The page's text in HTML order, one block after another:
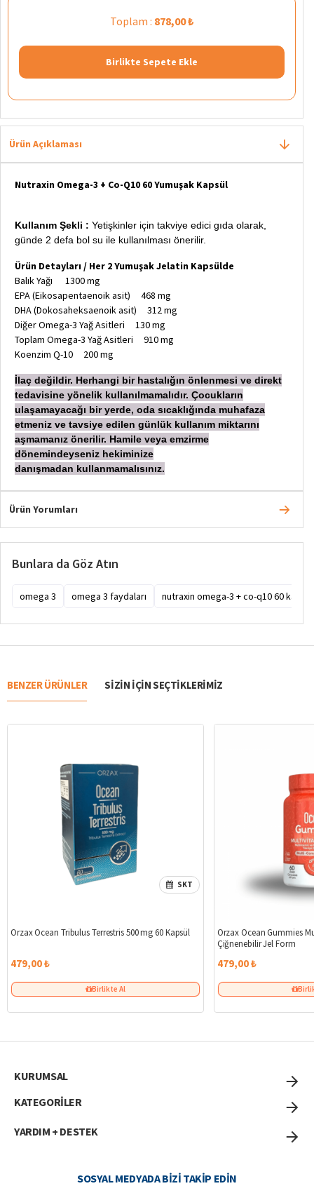
Toplam : 878,00 ₺
Birlikte Sepete Ekle
Ürün Açıklaması
Nutraxin Omega-3 + Co-Q10 60 Yumuşak Kapsül
Kullanım Şekli : Yetişkinler için takviye edici gıda olarak,
günde 2 defa bol su ile kullanılması önerilir.
Ürün Detayları / Her 2 Yumuşak Jelatin Kapsülde
Balık Yağı 1300 mg
EPA (Eikosapentaenoik asit) 468 mg
DHA (Dokosaheksaenoik asit) 312 mg
Diğer Omega-3 Yağ Asitleri 130 mg
Toplam Omega-3 Yağ Asitleri 910 mg
Koenzim Q-10 200 mg
İlaç değildir. Herhangi bir hastalığın önlenmesi ve direkt
tedavisine yönelik kullanılmamalıdır. Çocukların
ulaşamayacağı bir yerde, oda sıcaklığında muhafaza
etmeniz ve tavsiye edilen günlük kullanım miktarını
aşmamanız önerilir. Hamile veya emzirme
dönemindeyseniz hekiminize
danışmadan kullanmamalısınız.
Ürün Yorumları
Bunlara da Göz Atın
omega 3 omega 3 faydaları nutraxin omega-3 + co-q10 60 kapsül
BENZER ÜRÜNLER SIZIN IÇIN SEÇTIKLERIMIZ
SKT
Orzax Ocean Tribulus Terrestris 500 mg 60 Kapsül
479,00 ₺
Birlikte Al
Orzax Ocean Gummies
Çiğnenebilir Jel Form
479,00 ₺
KURUMSAL
KATEGORİLER
YARDIM + DESTEK
SOSYAL MEDYADA BIZI TAKIP EDIN